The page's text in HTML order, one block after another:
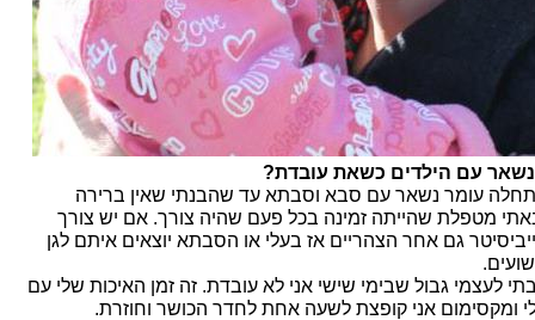
עם הילדים כשאת עובדת?
עומר נשאר עם סבא וסבתא עד שהבנתי שאין ברירה
מטפלת שהייתה זמינה בכל פעם שהיה צורך. אם יש צורך
גם אחר הצהריים אז בעלי או הסבתא יוצאים איתם לגן
לעצמי גבול שבימי שישי אני לא עובדת. זה זמן האיכות שלי עם
ומקסימום אני קופצת לשעה אחת לחדר הכושר וחוזרת.